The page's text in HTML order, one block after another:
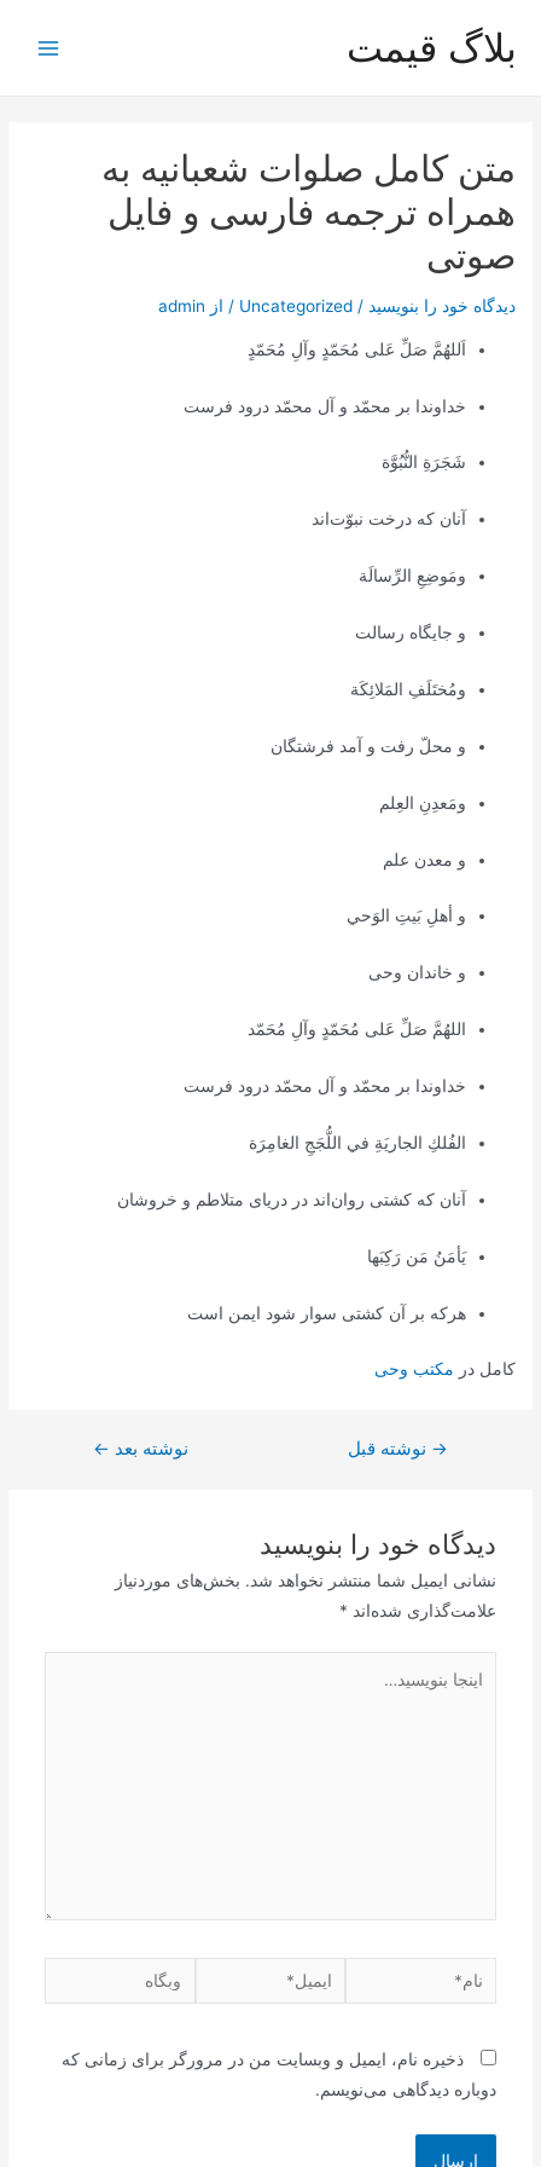
محتوا
بلاگ قیمت
متن کامل صلوات شعبانیه به
همراه ترجمه فارسی و فایل
صوتی
دیدگاه‌ خود را بنویسید /
Uncategorized / از admin
اَللهُمَّ صَلِّ عَلى مُحَمّدٍ وآلِ مُحَمّدٍ
خداوندا بر محمّد و آل محمّد درود فرست
شَجَرَةِ النُّبُوَّة
آنان که درخت نبوّت‌اند
ومَوضِعِ الرِّسالَة
و جایگاه رسالت
ومُختَلَفِ المَلائِكَة
و محلّ رفت و آمد فرشتگان
ومَعدِنِ العِلم
و معدن علم
و أهلِ بَيتِ الوَحي
و خاندان وحی
اللهُمَّ صَلِّ عَلى مُحَمّدٍ وآلِ مُحَمّد
خداوندا بر محمّد و آل محمّد درود فرست
الفُلكِ الجاريَةِ في اللُّجَجِ الغامِرَة
آنان که کشتی روان‌اند در دریای متلاطم و خروشان
يَأمَنُ مَن رَكِبَها
هرکه بر آن کشتی سوار شود ایمن است
کامل در مکتب وحی
راهبری
→ نوشته قبل نوشته بعد ←
دیدگاه‌ خود را بنویسید
نشانی ایمیل شما منتشر نخواهد شد. بخش‌های موردنیاز
علامت‌گذاری شده‌اند *
بنویسید…
نام* ایمیل* وبگاه
ذخیره نام، ایمیل و وبسایت من در مرورگر برای زمانی که
دوباره دیدگاهی می‌نویسم.